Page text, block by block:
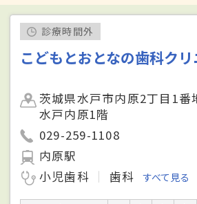
診療時間外
こどもとおとなの歯科クリ
茨城県水戸市内原2丁目1番
水戸内原1階
029-259-1108
内原駅
小児歯科
歯科 すべて見る